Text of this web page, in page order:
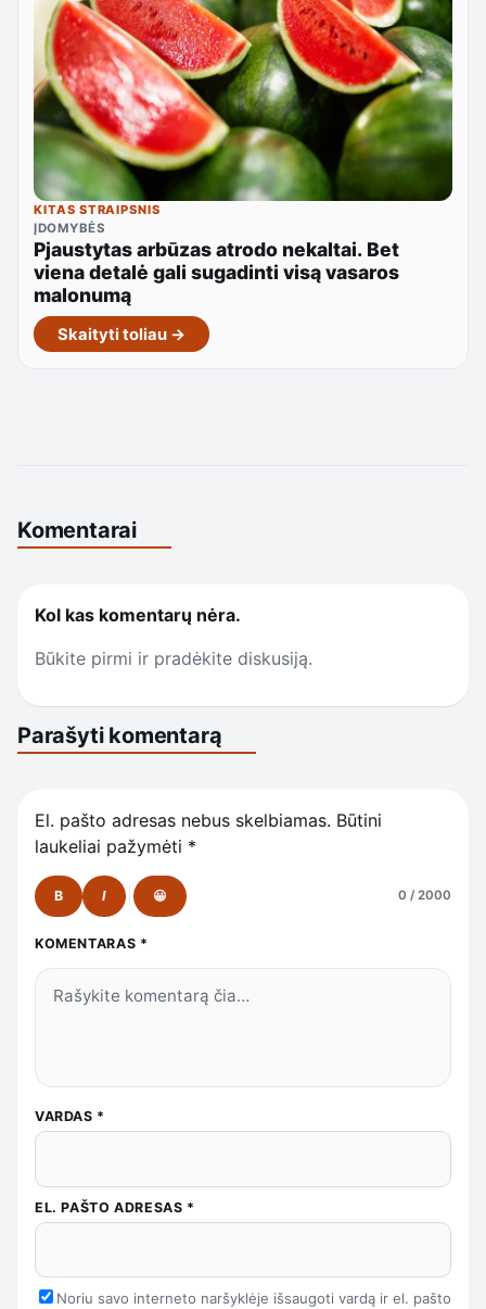
KITAS STRAIPSNIS
ĮDOMYBĖS
Pjaustytas arbūzas atrodo nekaltai. Bet
viena detalė gali sugadinti visą vasaros
malonumą
Skaityti toliau →
Komentarai
Kol kas komentarų nėra.
Būkite pirmi ir pradėkite diskusiją.
Parašyti komentarą
El. pašto adresas nebus skelbiamas. Būtini
laukeliai pažymėti *
B I 😀 0 / 2000
KOMENTARAS *
VARDAS *
EL. PAŠTO ADRESAS *
Noriu savo interneto naršyklėje išsaugoti vardą ir el. pašto